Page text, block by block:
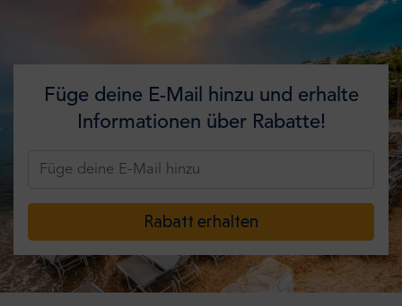
Füge deine E-Mail hinzu und erhalte
Informationen über Rabatte!
Rabatt erhalten